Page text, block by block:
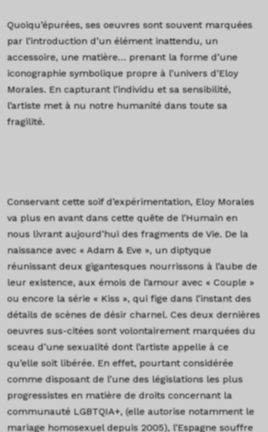
Quoiqu’épurées, ses oeuvres sont souvent marquées
par l’introduction d’un élément inattendu, un
accessoire, une matière… prenant la forme d’une
iconographie symbolique propre à l’univers d’Eloy
Morales. En capturant l’individu et sa sensibilité,
l’artiste met à nu notre humanité dans toute sa
fragilité.
Conservant cette soif d’expérimentation, Eloy Morales
va plus en avant dans cette quête de l’Humain en
nous livrant aujourd’hui des fragments de Vie. De la
naissance avec « Adam & Eve », un diptyque
réunissant deux gigantesques nourrissons à l’aube de
leur existence, aux émois de l’amour avec « Couple »
ou encore la série « Kiss », qui fige dans l’instant des
détails de scènes de désir charnel. Ces deux dernières
oeuvres sus-citées sont volontairement marquées du
sceau d’une sexualité dont l’artiste appelle à ce
qu’elle soit libérée. En effet, pourtant considérée
comme disposant de l’une des législations les plus
progressistes en matière de droits concernant la
communauté LGBTQIA+, (elle autorise notamment le
mariage homosexuel depuis 2005), l’Espagne souffre